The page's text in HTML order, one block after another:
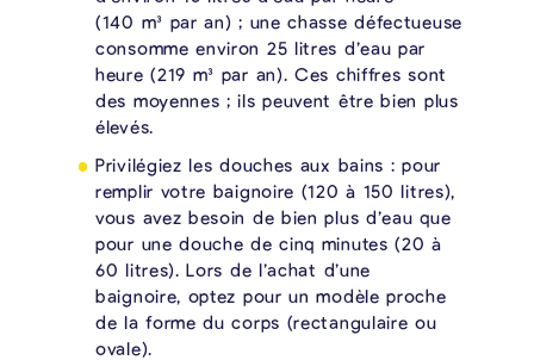
(140 m³ par an) ; une chasse défectueuse
consomme environ 25 litres d’eau par
heure (219 m³ par an). Ces chiffres sont
des moyennes ; ils peuvent être bien plus
élevés.
Privilégiez les douches aux bains : pour
remplir votre baignoire (120 à 150 litres),
vous avez besoin de bien plus d’eau que
pour une douche de cinq minutes (20 à
60 litres). Lors de l’achat d’une
baignoire, optez pour un modèle proche
de la forme du corps (rectangulaire ou
ovale).